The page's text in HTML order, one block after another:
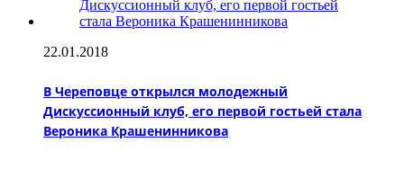
22.01.2018
В Череповце открылся молодежный
Дискуссионный клуб, его первой гостьей стала
Вероника Крашенинникова